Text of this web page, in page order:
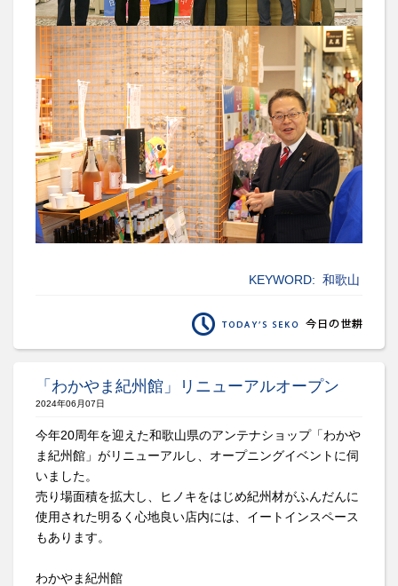
KEYWORD: 和歌山
「わかやま紀州館」リニューアルオープン
2024年06月07日
今年20周年を迎えた和歌山県のアンテナショップ「わかや
ま紀州館」がリニューアルし、オープニングイベントに伺
いました。
売り場面積を拡大し、ヒノキをはじめ紀州材がふんだんに
使用された明るく心地良い店内には、イートインスペース
もあります。
わかやま紀州館